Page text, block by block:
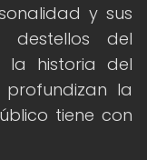
y sus
destellos del
la historia del
la
tiene con